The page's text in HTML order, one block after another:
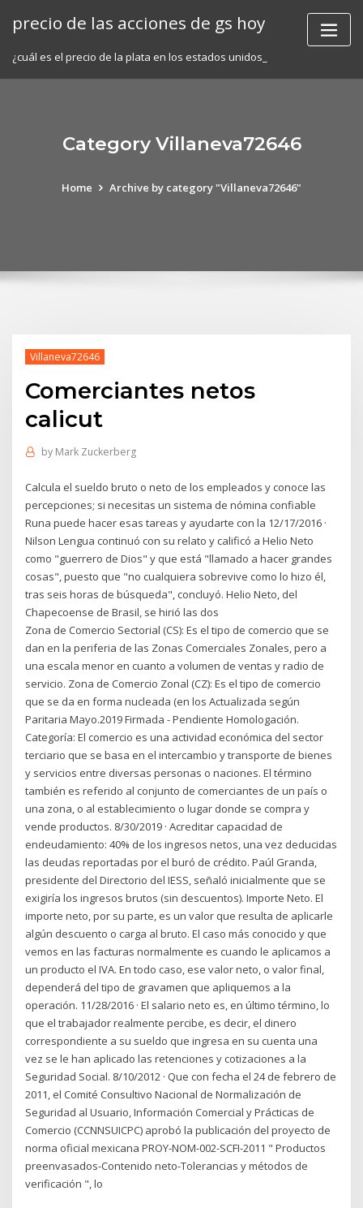
precio de las acciones de gs hoy
¿cuál es el precio de la plata en los estados unidos_
Category Villaneva72646
Home Archive by category "Villaneva72646"
Villaneva72646
Comerciantes netos
calicut
by Mark Zuckerberg
Calcula el sueldo bruto o neto de los empleados y conoce las
percepciones; si necesitas un sistema de nómina confiable
Runa puede hacer esas tareas y ayudarte con la 12/17/2016 ·
Nilson Lengua continuó con su relato y calificó a Helio Neto
como "guerrero de Dios" y que está "llamado a hacer grandes
cosas", puesto que "no cualquiera sobrevive como lo hizo él,
tras seis horas de búsqueda", concluyó. Helio Neto, del
Chapecoense de Brasil, se hirió las dos
Zona de Comercio Sectorial (CS): Es el tipo de comercio que se
dan en la periferia de las Zonas Comerciales Zonales, pero a
una escala menor en cuanto a volumen de ventas y radio de
servicio. Zona de Comercio Zonal (CZ): Es el tipo de comercio
que se da en forma nucleada (en los Actualizada según
Paritaria Mayo.2019 Firmada - Pendiente Homologación.
Categoría: El comercio es una actividad económica del sector
terciario que se basa en el intercambio y transporte de bienes
y servicios entre diversas personas o naciones. El término
también es referido al conjunto de comerciantes de un país o
una zona, o al establecimiento o lugar donde se compra y
vende productos. 8/30/2019 · Acreditar capacidad de
endeudamiento: 40% de los ingresos netos, una vez deducidas
las deudas reportadas por el buró de crédito. Paúl Granda,
presidente del Directorio del IESS, señaló inicialmente que se
exigiría los ingresos brutos (sin descuentos). Importe Neto. El
importe neto, por su parte, es un valor que resulta de aplicarle
algún descuento o carga al bruto. El caso más conocido y que
vemos en las facturas normalmente es cuando le aplicamos a
un producto el IVA. En todo caso, ese valor neto, o valor final,
dependerá del tipo de gravamen que apliquemos a la
operación. 11/28/2016 · El salario neto es, en último término, lo
que el trabajador realmente percibe, es decir, el dinero
correspondiente a su sueldo que ingresa en su cuenta una
vez se le han aplicado las retenciones y cotizaciones a la
Seguridad Social. 8/10/2012 · Que con fecha el 24 de febrero de
2011, el Comité Consultivo Nacional de Normalización de
Seguridad al Usuario, Información Comercial y Prácticas de
Comercio (CCNNSUICPC) aprobó la publicación del proyecto de
norma oficial mexicana PROY-NOM-002-SCFI-2011 " Productos
preenvasados-Contenido neto-Tolerancias y métodos de
verificación ", lo